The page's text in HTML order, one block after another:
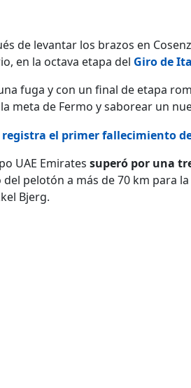
de levantar los brazos en
en la octava etapa del Giro de
fuga y con un final de etapa
meta de Fermo y saborear un
registra el primer fallecimiento
UAE Emirates superó por una
pelotón a más de 70 km para
Bjerg.